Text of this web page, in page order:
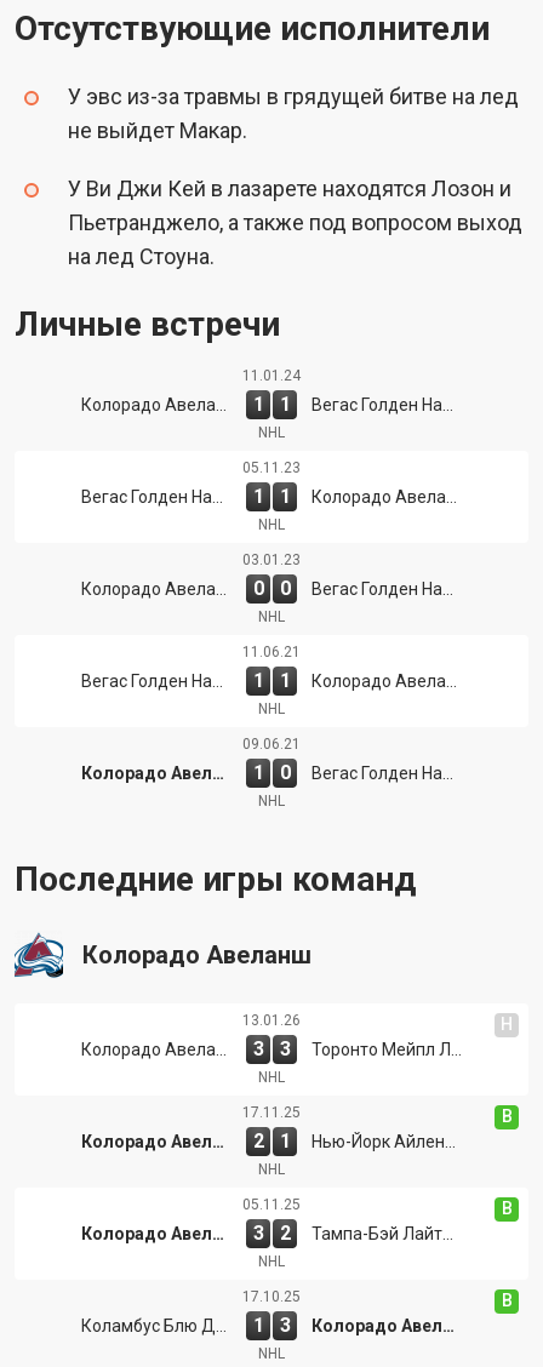
Отсутствующие исполнители
У эвс из-за травмы в грядущей битве на лед
не выйдет Макар.
У Ви Джи Кей в лазарете находятся Лозон и
Пьетранджело, а также под вопросом выход
на лед Стоуна.
Личные встречи
11.01.24
1 1
NHL
05.11.23
1 1
NHL
03.01.23
0 0
NHL
11.06.21
1 1
NHL
09.06.21
Колорадо Авеланш 1 0
NHL
Последние игры команд
Колорадо Авеланш
Н
13.01.26
3 3
NHL
В
17.11.25
Колорадо Авеланш 2 1
NHL
В
05.11.25
Колорадо Авеланш 3 2
NHL
В
17.10.25
1 3 Колорадо Авеланш
NHL